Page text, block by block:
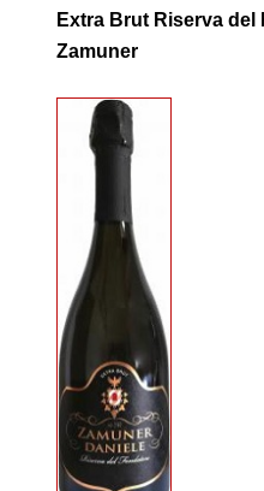
Extra Brut Riserva del
Zamuner